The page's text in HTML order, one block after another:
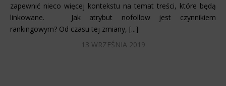
zapewnić nieco więcej kontekstu na temat treści, które będą
linkowane. Jak atrybut nofollow jest czynnikiem
rankingowym? Od czasu tej zmiany, [...]
13 WRZEŚNIA 2019